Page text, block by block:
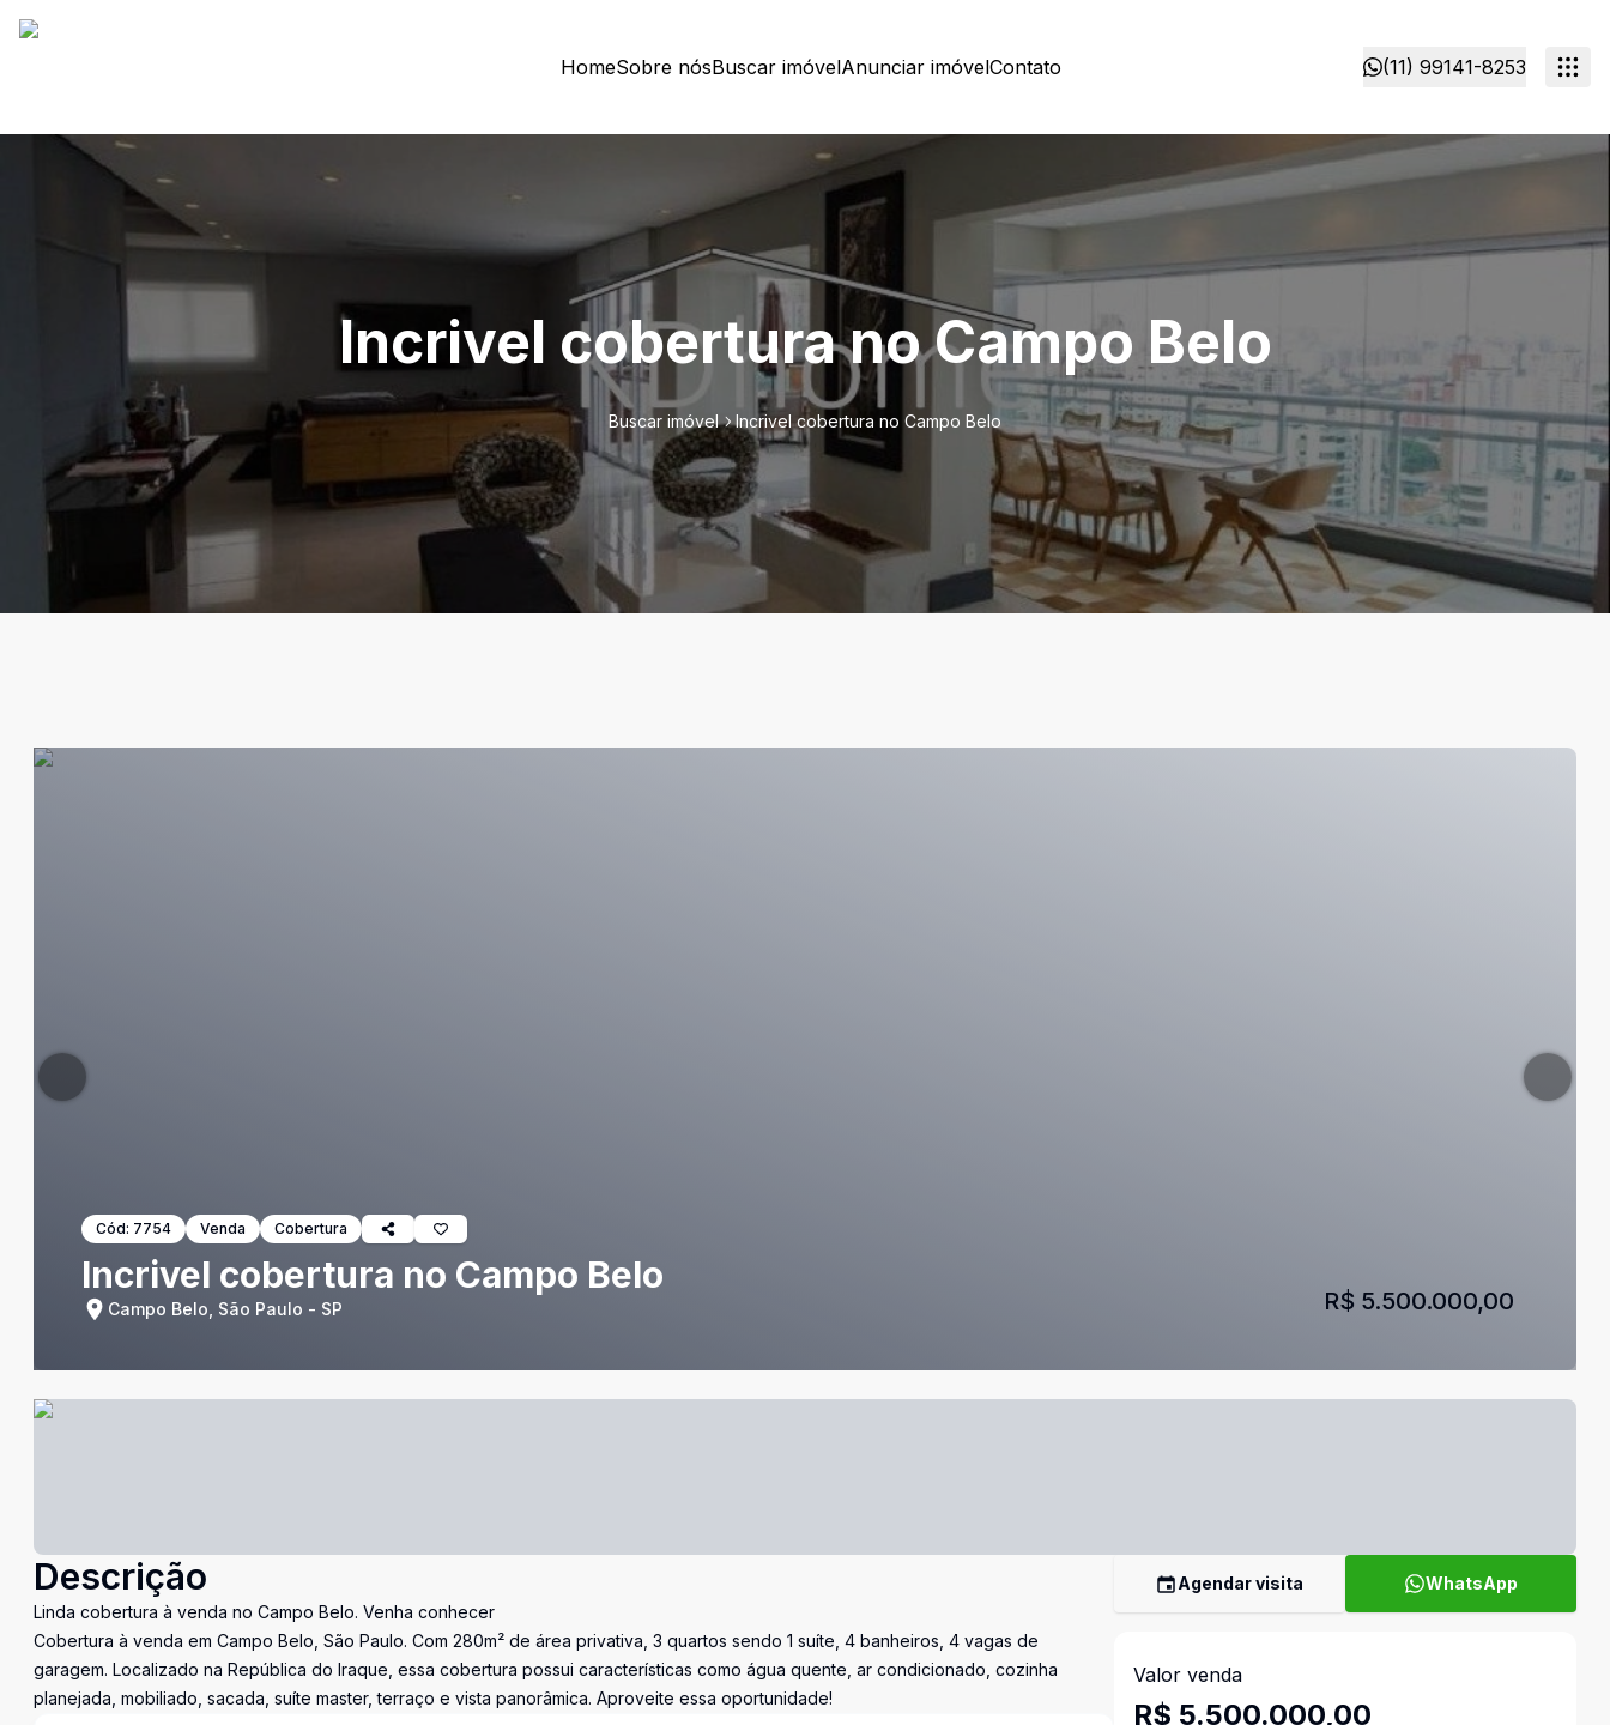
HomeSobre nósBuscar imóvelAnunciar imóvelContato (11) 99141-8253
Incrivel cobertura no Campo Belo
Buscar imóvel Incrivel cobertura no Campo Belo
Cód: 7754 Venda Cobertura
Incrivel cobertura no Campo Belo
Campo Belo, São Paulo - SP R$ 5.500.000,00
Descrição
Linda cobertura à venda no Campo Belo. Venha conhecer
Cobertura à venda em Campo Belo, São Paulo. Com 280m² de área privativa, 3 quartos sendo 1 suíte, 4 banheiros, 4 vagas de
garagem. Localizado na República do Iraque, essa cobertura possui características como água quente, ar condicionado, cozinha
planejada, mobiliado, sacada, suíte master, terraço e vista panorâmica. Aproveite essa oportunidade!
Agendar visita WhatsApp
Valor venda
R$ 5.500.000,00